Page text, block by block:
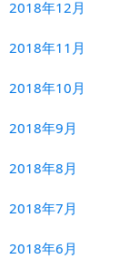
2018年12月
2018年11月
2018年10月
2018年9月
2018年8月
2018年7月
2018年6月